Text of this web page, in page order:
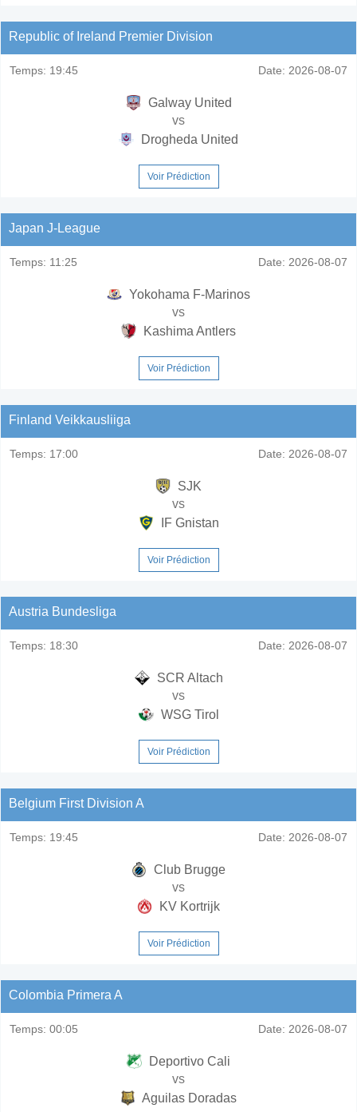
Republic of Ireland Premier Division
Temps: 19:45 Date: 2026-08-07
Galway United
vs
Drogheda United
Voir Prédiction
Japan J-League
Temps: 11:25 Date: 2026-08-07
Yokohama F-Marinos
vs
Kashima Antlers
Voir Prédiction
Finland Veikkausliiga
Temps: 17:00 Date: 2026-08-07
SJK
vs
IF Gnistan
Voir Prédiction
Austria Bundesliga
Temps: 18:30 Date: 2026-08-07
SCR Altach
vs
WSG Tirol
Voir Prédiction
Belgium First Division A
Temps: 19:45 Date: 2026-08-07
Club Brugge
vs
KV Kortrijk
Voir Prédiction
Colombia Primera A
Temps: 00:05 Date: 2026-08-07
Deportivo Cali
vs
Aguilas Doradas